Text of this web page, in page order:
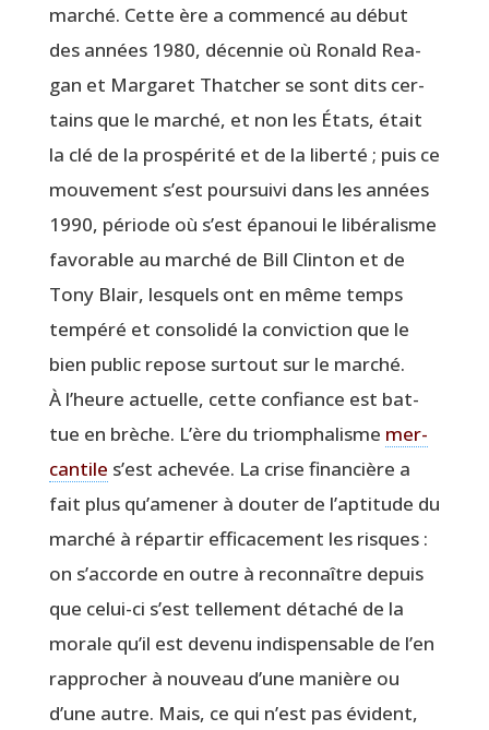
mar­ché. Cette ère a com­men­cé au début
des années 1980, décen­nie où Ronald Rea­
gan et Mar­ga­ret That­cher se sont dits cer­
tains que le mar­ché, et non les États, était
la clé de la pros­pé­ri­té et de la liber­té ; puis ce
mou­ve­ment s’est pour­sui­vi dans les années
1990, période où s’est épa­noui le libé­ra­lisme
favo­rable au mar­ché de Bill Clin­ton et de
Tony Blair, les­quels ont en même temps
tem­pé­ré et conso­li­dé la convic­tion que le
bien public repose sur­tout sur le marché.
À l’heure actuelle, cette confiance est bat­
tue en brèche. L’ère du triom­pha­lisme mer­
can­tile s’est ache­vée. La crise finan­cière a
fait plus qu’amener à dou­ter de l’aptitude du
mar­ché à répar­tir effi­ca­ce­ment les risques :
on s’accorde en outre à recon­naître depuis
que celui-ci s’est tel­le­ment déta­ché de la
morale qu’il est deve­nu indis­pen­sable de l’en
rap­pro­cher à nou­veau d’une manière ou
d’une autre. Mais, ce qui n’est pas évident,